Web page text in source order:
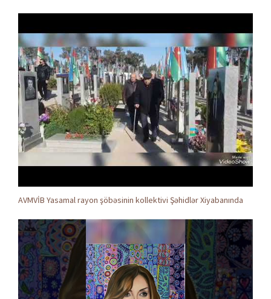
AVMVİB Yasamal rayon şöbəsinin kollektivi Şəhidlər Xiyabanında